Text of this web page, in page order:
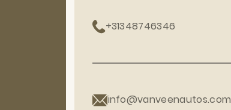
+31348746346
info@vanveenautos.com